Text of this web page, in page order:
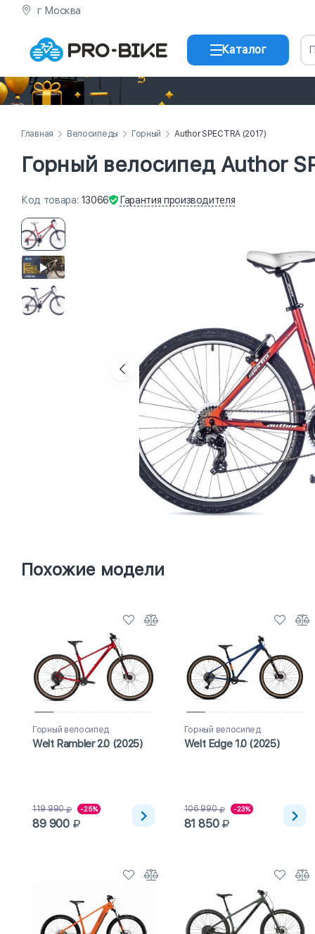
г Москва
Каталог
Главная Велосипеды Горный Author SPECTRA (2017)
Горный велосипед Author
Код товара: 13066 Гарантия производителя
Похожие модели
Горный велосипед
Welt Rambler 2.0 (2025)
119 990 -25%
89 900
Горный велосипед
Welt Edge 1.0 (2025)
106 990 -23%
81 850